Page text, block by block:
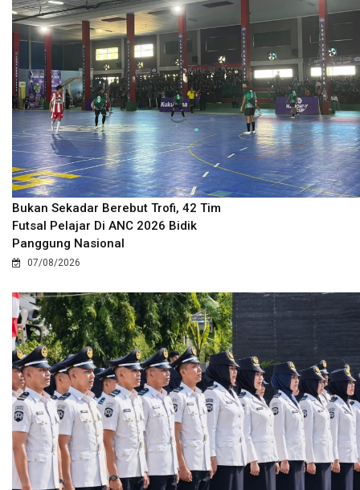
Bukan Sekadar Berebut Trofi, 42 Tim
Futsal Pelajar Di ANC 2026 Bidik
Panggung Nasional
07/08/2026